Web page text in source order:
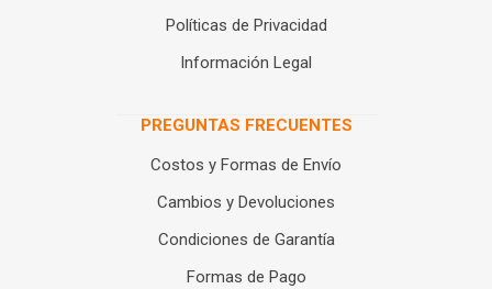
Políticas de Privacidad
Información Legal
PREGUNTAS FRECUENTES
Costos y Formas de Envío
Cambios y Devoluciones
Condiciones de Garantía
Formas de Pago